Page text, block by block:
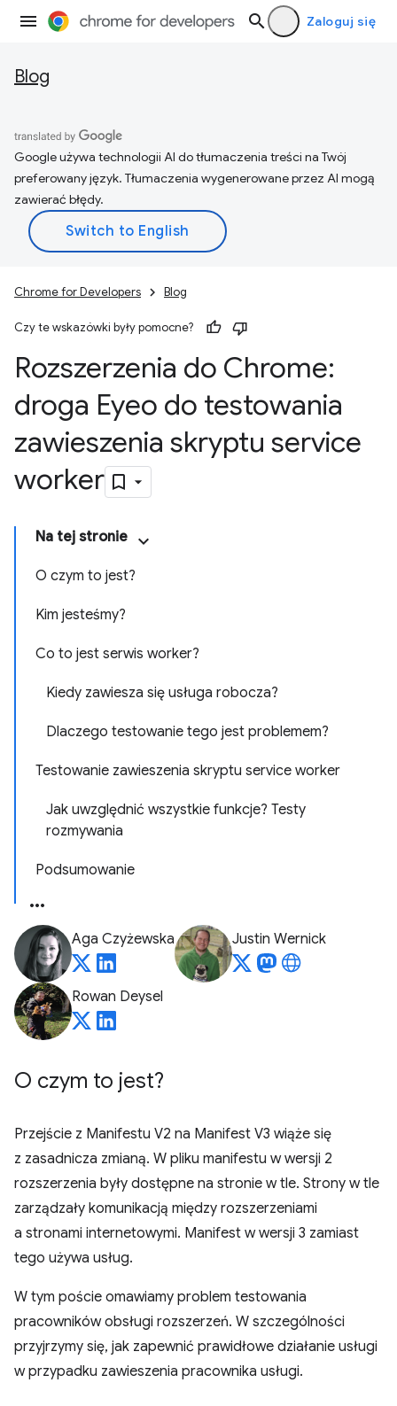
Zaloguj się
Blog
Google używa technologii AI do tłumaczenia treści na Twój
preferowany język. Tłumaczenia wygenerowane przez AI mogą
zawierać błędy.
Chrome for Developers Blog
Czy te wskazówki były pomocne?
Rozszerzenia do Chrome:
droga Eyeo do testowania
zawieszenia skryptu service
worker
Na tej stronie
O czym to jest?
Kim jesteśmy?
Co to jest serwis worker?
Kiedy zawiesza się usługa robocza?
Dlaczego testowanie tego jest problemem?
Testowanie zawieszenia skryptu service worker
Jak uwzględnić wszystkie funkcje? Testy
rozmywania
Podsumowanie
Aga Czyżewska Justin Wernick
Rowan Deysel
O czym to jest?
Przejście z Manifestu V2 na Manifest V3 wiąże się
z zasadnicza zmianą. W pliku manifestu w wersji 2
rozszerzenia były dostępne na stronie w tle. Strony w tle
zarządzały komunikacją między rozszerzeniami
a stronami internetowymi. Manifest w wersji 3 zamiast
tego używa usług.
W tym poście omawiamy problem testowania
pracowników obsługi rozszerzeń. W szczególności
przyjrzymy się, jak zapewnić prawidłowe działanie usługi
w przypadku zawieszenia pracownika usługi.